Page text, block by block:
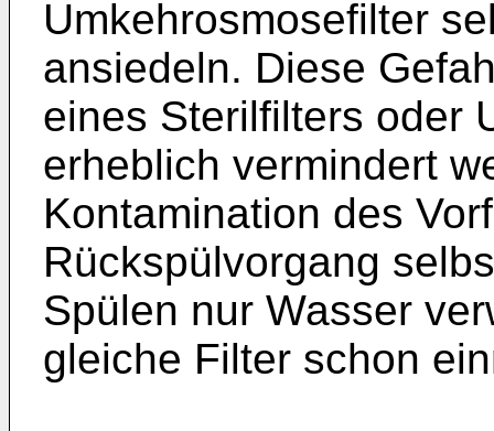
Umkehrosmosefilter
ansiedeln. Diese
eines Sterilfilters oder
erheblich vermindert
Kontamination des
Rückspülvorgang
Spülen nur Wasser
gleiche Filter schon